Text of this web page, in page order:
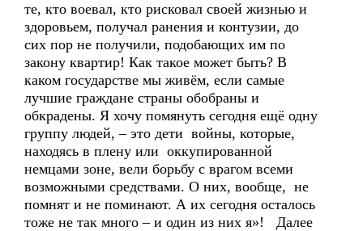
те, кто воевал, кто рисковал своей жизнью и
здоровьем, получал ранения и контузии, до
сих пор не получили, подобающих им по
закону квартир! Как такое может быть? В
каком государстве мы живём, если самые
лучшие граждане страны обобраны и
обкрадены. Я хочу помянуть сегодня ещё одну
группу людей, – это дети войны, которые,
находясь в плену или оккупированной
немцами зоне, вели борьбу с врагом всеми
возможными средствами. О них, вообще, не
помнят и не поминают. А их сегодня осталось
тоже не так много – и один из них я»! Далее